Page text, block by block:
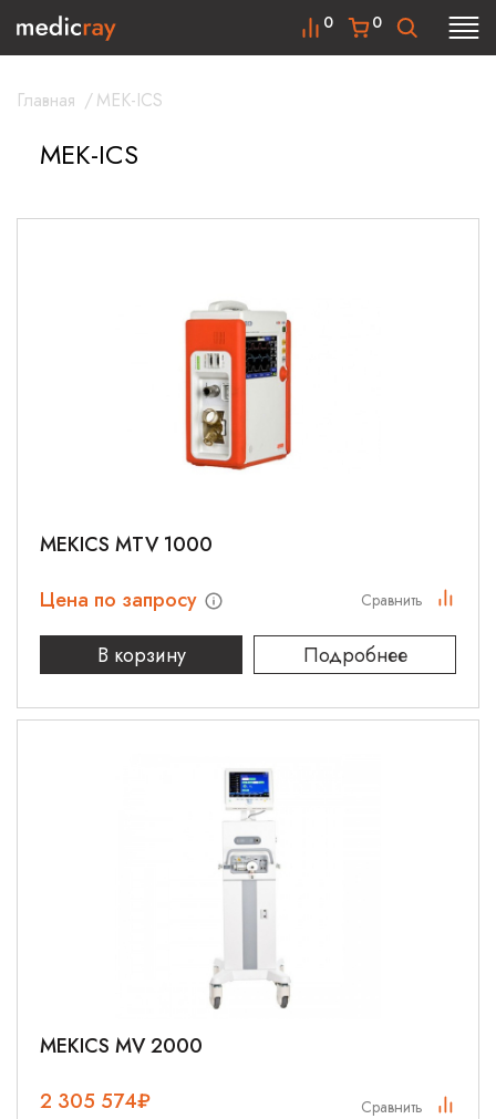
0
0
Главная /MEK-ICS
MEK-ICS
МЕКICS MTV 1000
Цена по запросу
В корзину
Подробнее
Сравнить
МЕКICS MV 2000
2 305 574₽ Сравнить